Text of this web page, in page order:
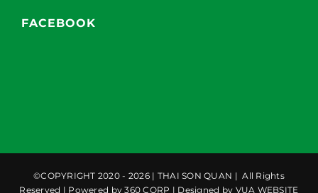
FACEBOOK
©COPYRIGHT 2020 - 2026 | THAI SON QUAN | All Rights
Reserved | Powered by360 CORP | Designed by VUA WEBSITE